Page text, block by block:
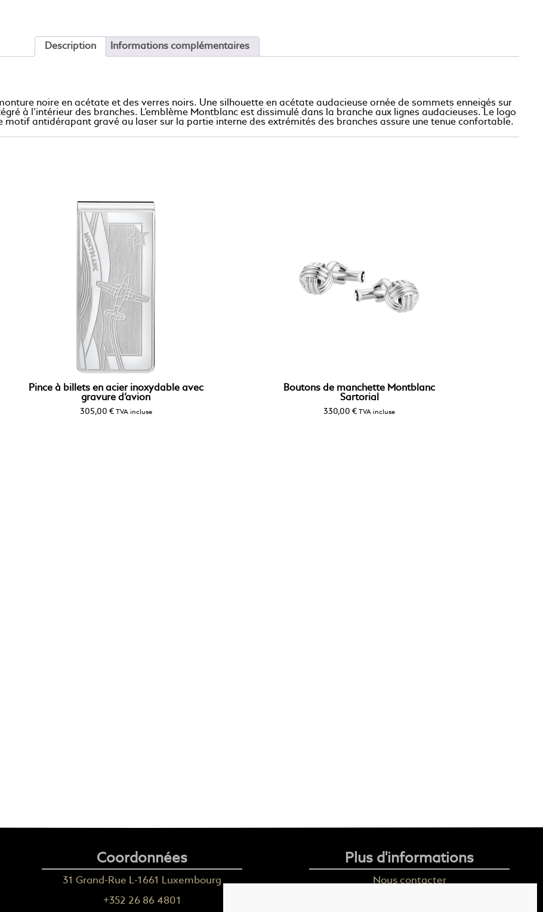
Description Informations complémentaires
noire en acétate et des verres noirs. Une silhouette en acétate audacieuse ornée de sommets enneigés sur
à l’intérieur des branches. L’emblème Montblanc est dissimulé dans la branche aux lignes audacieuses. Le logo
motif antidérapant gravé au laser sur la partie interne des extrémités des branches assure une tenue confortable.
Pince à billets en acier inoxydable avec
gravure d’avion
305,00 € TVA incluse
Boutons de manchette Montblanc
Sartorial
330,00€ TVA incluse
Coordonnées
31 Grand-Rue L-1661 Luxembourg
+352 26 86 4801
Plus d'informations
Nous contacter